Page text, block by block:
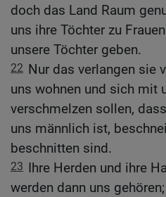
doch das Land Raum
uns ihre Töchter zu
unsere Töchter geben.
22 Nur das verlangen sie
uns wohnen und sich mit
verschmelzen sollen,
uns männlich ist,
beschnitten sind.
23 Ihre Herden und ihre
werden dann uns